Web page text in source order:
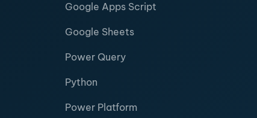
Google Apps Script
Google Sheets
Power Query
Python
Power Platform